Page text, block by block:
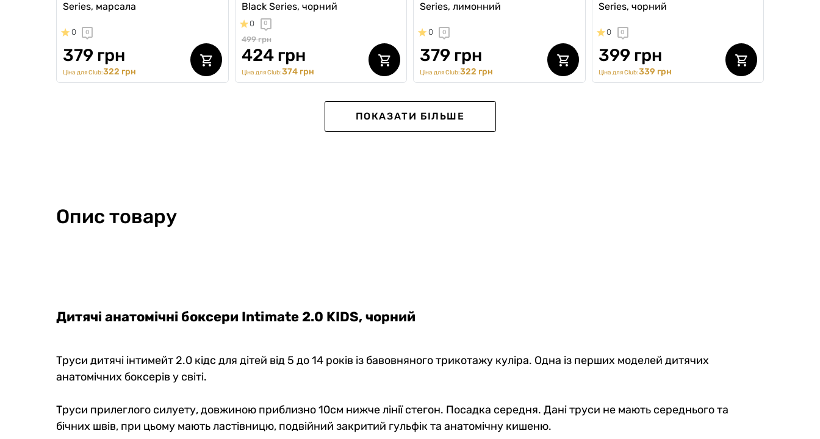
Series, марсала
0 0
379 грн
Ціна для Club:322 грн
Black Series, чорний
0 0
499 грн
424 грн
Ціна для Club:374 грн
Series, лимонний
0 0
379 грн
Ціна для Club:322 грн
Series, чорний
0 0
399 грн
Ціна для Club:339 грн
Comic
479 грн
Ціна для Club: 407 грн
Series, темно-синій
379 грн
322 грн
Ексклюзив для Клубу
Ціна для Club: 407 грн
359 грн
305 грн
ПОКАЗАТИ БІЛЬШЕ
Опис товару
Дитячі анатомічні боксери Intimate 2.0 KIDS, чорний
Труси дитячі інтимейт 2.0 кідс для дітей від 5 до 14 років із бавовняного трикотажу куліра. Одна із перших моделей дитячих
анатомічних боксерів у світі.
Труси прилеглого силуету, довжиною приблизно 10см нижче лінії стегон. Посадка середня. Дані труси не мають середнього та
бічних швів, при цьому мають ластівницю, подвійний закритий гульфік та анатомічну кишеню.